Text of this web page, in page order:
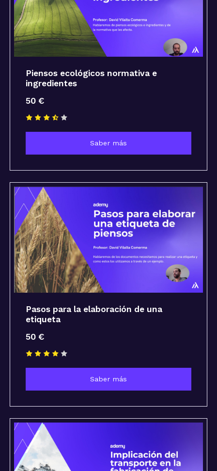
Piensos ecológicos normativa e
ingredientes
50 €
Saber más
Pasos para la elaboración de una
etiqueta
50 €
Saber más